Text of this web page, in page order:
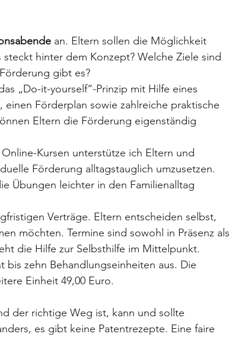
an. Eltern sollen die Möglichkeit
hinter dem Konzept? Welche Ziele sind
gibt es?
„Do-it-yourself“-Prinzip mit Hilfe eines
Förderplan sowie zahlreiche praktische
Eltern die Förderung eigenständig
Kursen unterstütze ich Eltern und
Förderung alltagstauglich umzusetzen.
Übungen leichter in den Familienalltag
Verträge. Eltern entscheiden selbst,
möchten. Termine sind sowohl in Präsenz als
die Hilfe zur Selbsthilfe im Mittelpunkt.
bis zehn Behandlungseinheiten aus. Die
Einheit 49,00 Euro.
der richtige Weg ist, kann und sollte
es gibt keine Patentrezepte. Eine faire